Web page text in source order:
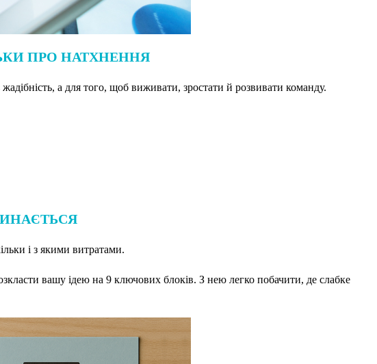
ПРО НАТХНЕННЯ
а для того, щоб виживати, зростати й розвивати команду.
і з якими витратами.
вашу ідею на 9 ключових блоків. З нею легко побачити, де слабке